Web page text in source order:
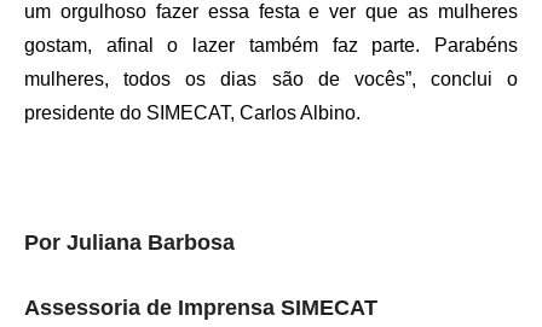
um orgulhoso fazer essa festa e ver que as mulheres
gostam, afinal o lazer também faz parte. Parabéns
mulheres, todos os dias são de vocês”, conclui o
presidente do SIMECAT, Carlos Albino.
Por Juliana Barbosa
Assessoria de Imprensa SIMECAT